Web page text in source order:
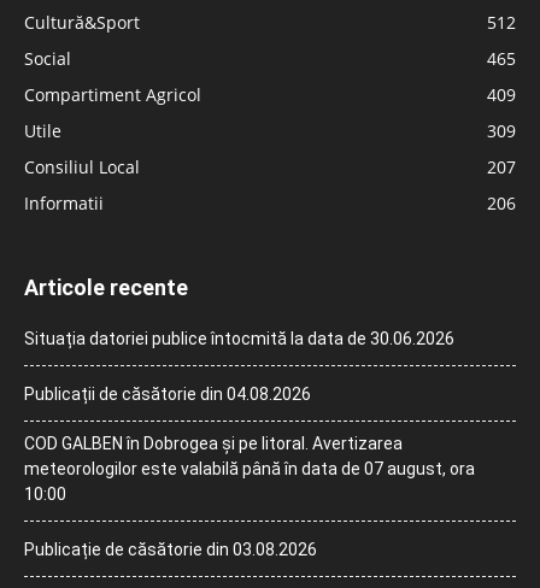
Cultură&Sport
512
Social
465
Compartiment Agricol
409
Utile
309
Consiliul Local
207
Informatii
206
Articole recente
Situația datoriei publice întocmită la data de 30.06.2026
Publicații de căsătorie din 04.08.2026
COD GALBEN în Dobrogea și pe litoral. Avertizarea
meteorologilor este valabilă până în data de 07 august, ora
10:00
Publicație de căsătorie din 03.08.2026